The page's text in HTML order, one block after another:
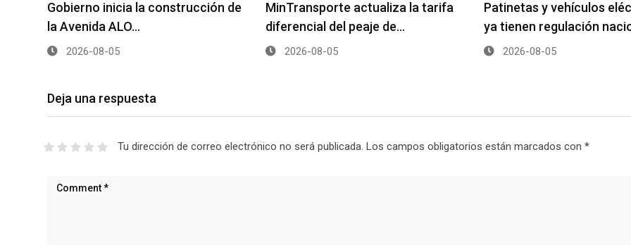
Gobierno inicia la construcción de
la Avenida ALO…
2026-08-05
MinTransporte actualiza la tarifa
diferencial del peaje de…
2026-08-05
Patinetas y vehículos
ya tienen regulación
2026-08-05
Deja una respuesta
Tu dirección de correo electrónico no será publicada. Los campos obligatorios están marcados con *